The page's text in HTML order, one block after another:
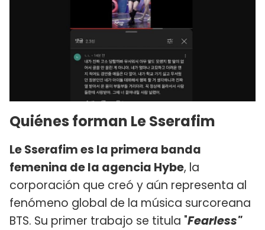
Quiénes forman Le Sserafim
Le Sserafim es la primera banda
femenina de la agencia Hybe, la
corporación que creó y aún representa al
fenómeno global de la música surcoreana
BTS. Su primer trabajo se titula "Fearless"